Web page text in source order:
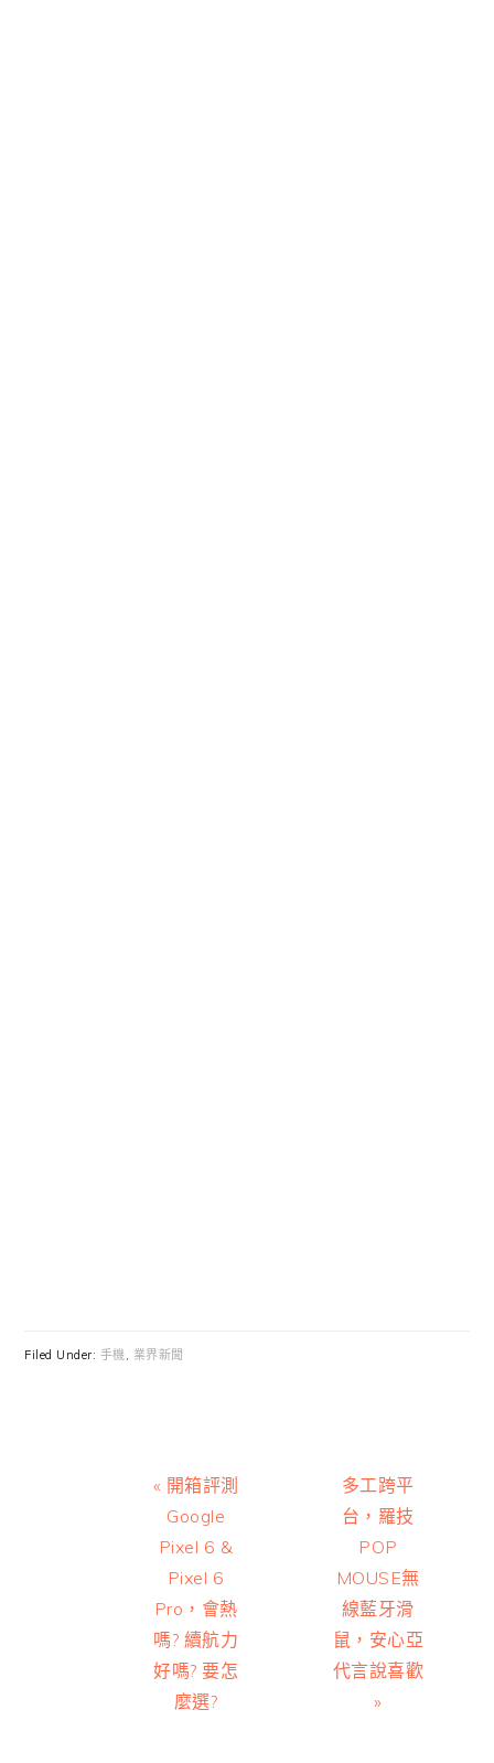
Filed Under: 手機 業界新聞
Previous
Post:
« 開箱評測
Google
Pixel 6 &
Pixel 6
Pro，會熱
嗎? 續航力
好嗎? 要怎
麼選?
Next
Post:
多工跨平
台，羅技
POP
MOUSE無
線藍牙滑
鼠，安心亞
代言說喜歡
»